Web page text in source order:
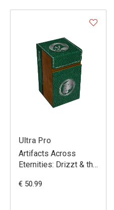
Ultra Pro
Artifacts Across
Eternities: Drizzt & the
Premium Dice Tower
€ 50.99